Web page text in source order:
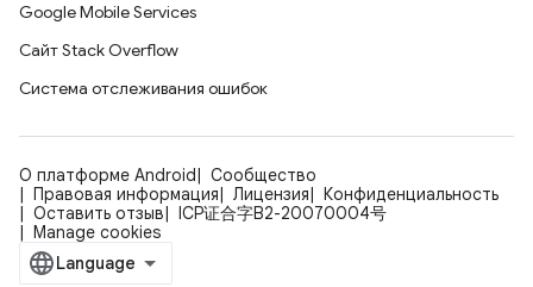
Google Mobile Services
Сайт Stack Overflow
Система отслеживания ошибок
О платформе Android
Сообщество
Правовая информация
Лицензия
Конфиденциальность
Оставить отзыв
ICP证合字B2-20070004号
Manage cookies